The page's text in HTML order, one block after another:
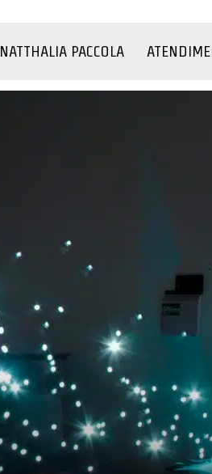
NATTHALIA PACCOLA